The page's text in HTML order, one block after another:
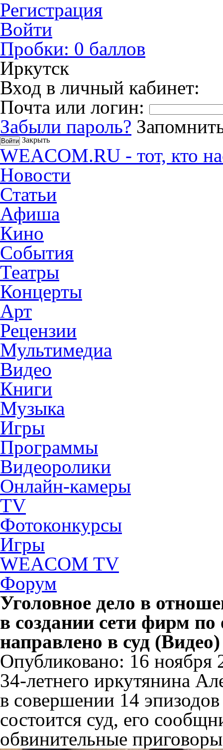
Регистрация
Войти
Пробки: 0 баллов
Иркутск
Вход в личный кабинет:
Почта или логин:
Забыли пароль?
Закрыть
WEACOM.RU - тот, кто
Новости
Статьи
Афиша
Кино
События
Театры
Концерты
Арт
Рецензии
Мультимедиа
Видео
Книги
Музыка
Игры
Программы
Видеоролики
Онлайн-камеры
TV
Фотоконкурсы
Игры
WEACOM TV
Форум
Уголовное дело в
в создании сети фирм
направлено в суд (Видео)
Опубликовано: 16 ноября
34-летнего иркутянина
в совершении 14
состоится суд, его
обвинительные